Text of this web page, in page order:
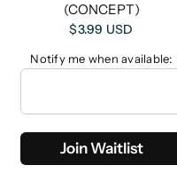
(CONCEPT)
$3.99 USD
Notify me when available:
Join Waitlist